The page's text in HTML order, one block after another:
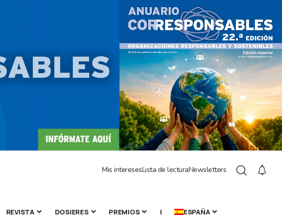
Mis interesesLista de lecturaNewsletters
REVISTA DOSIERES PREMIOS | ESPAÑA